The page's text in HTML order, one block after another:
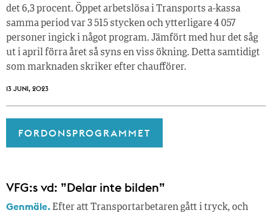
det 6,3 procent. Öppet arbetslösa i Transports a-kassa
samma period var 3 515 stycken och ytterligare 4 057
personer ingick i något program. Jämfört med hur det såg
ut i april förra året så syns en viss ökning. Detta samtidigt
som marknaden skriker efter chaufförer.
13 JUNI, 2023
FORDONSPROGRAMMET
VFG:s vd: ”Delar inte bilden”
Genmäle. Efter att Transportarbetaren gått i tryck, och